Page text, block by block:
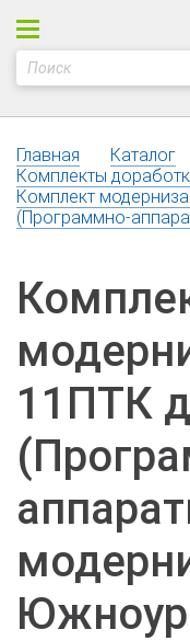
Главная
Каталог
Комплекты
Комплект
(Программно-
11ПТК